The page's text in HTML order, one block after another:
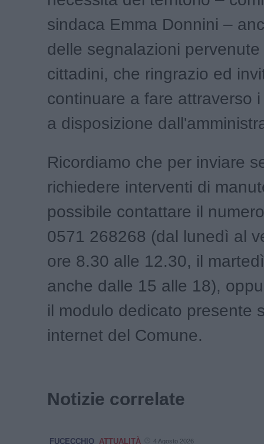
sindaca Emma Donnini –
delle segnalazioni
cittadini, che ringrazio ed
continuare a fare attraverso
a disposizione
Ricordiamo che per inviare
richiedere interventi di
possibile contattare il
0571 268268 (dal lunedì al
ore 8.30 alle 12.30, il
anche dalle 15 alle 18),
il modulo dedicato presente
internet del Comune.
Notizie correlate
FUCECCHIO ATTUALITÀ 4 Agosto 2026